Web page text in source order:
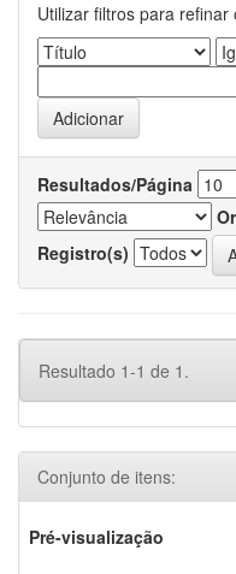
Utilizar filtros para
Resultados/Página
Registro(s)
Resultado 1-1 de 1.
Conjunto de itens:
Pré-visualização